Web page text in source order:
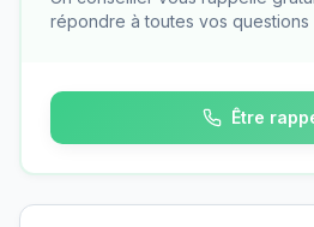
répondre à toutes vos questions
Être